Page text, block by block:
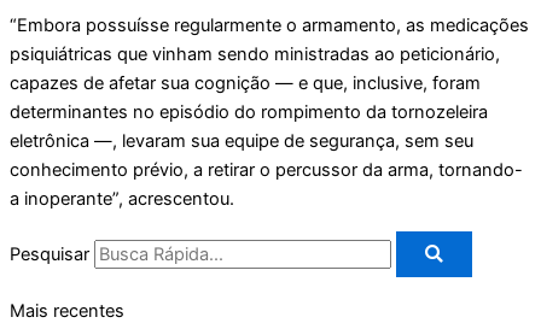
“Embora possuísse regularmente o armamento, as medicações
psiquiátricas que vinham sendo ministradas ao peticionário,
capazes de afetar sua cognição — e que, inclusive, foram
determinantes no episódio do rompimento da tornozeleira
eletrônica —, levaram sua equipe de segurança, sem seu
conhecimento prévio, a retirar o percussor da arma, tornando-
a inoperante”, acrescentou.
Pesquisar
Mais recentes